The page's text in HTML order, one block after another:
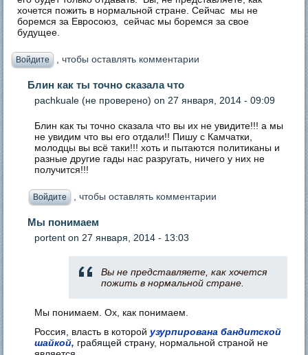
хочется пожить в нормальной стране. Сейчас мы не
боремся за Евросоюз, сейчас мы боремся за свое
будущее.
Войдите , чтобы оставлять комментарии
Блин как ты точно сказала что
pachkuale (не проверено) on 27 января, 2014 - 09:09
Блин как ты точно сказала что вы их не увидите!!! а мы
не увидим что вы его отдали!! Пишу с Камчатки,
молодцы вы всё таки!!! хоть и пытаются политиканы и
разные другие гады нас разругать, ничего у них не
получится!!!
Войдите , чтобы оставлять комментарии
Мы понимаем
portent on 27 января, 2014 - 13:03
Вы не представляете, как хочется
пожить в нормальной стране.
Мы понимаем. Ох, как понимаем.
Россия, власть в которой узурпирована бандитской
шайкой, грабящей страну, нормальной страной не